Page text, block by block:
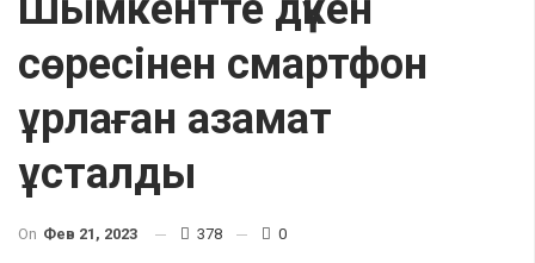
сөресінен смартфон
ұрлаған азамат
ұсталды
On Фев 21, 2023 378 0